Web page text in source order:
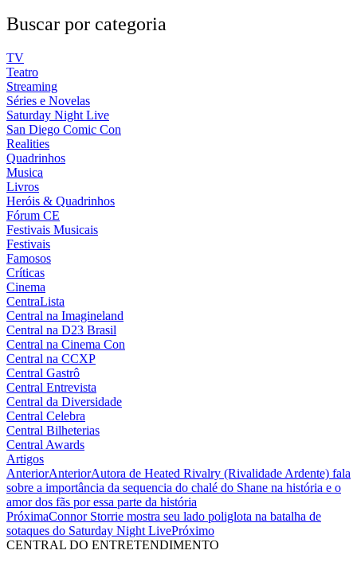
Buscar por categoria
TV
Teatro
Streaming
Séries e Novelas
Saturday Night Live
San Diego Comic Con
Realities
Quadrinhos
Musica
Livros
Heróis & Quadrinhos
Fórum CE
Festivais Musicais
Festivais
Famosos
Críticas
Cinema
CentraLista
Central na Imagineland
Central na D23 Brasil
Central na Cinema Con
Central na CCXP
Central Gastrô
Central Entrevista
Central da Diversidade
Central Celebra
Central Bilheterias
Central Awards
Artigos
AnteriorAnteriorAutora de Heated Rivalry (Rivalidade Ardente) fala
sobre a importância da sequencia do chalé do Shane na história e o
amor dos fãs por essa parte da história
PróximaConnor Storrie mostra seu lado poliglota na batalha de
sotaques do Saturday Night LivePróximo
CENTRAL DO ENTRETENDIMENTO